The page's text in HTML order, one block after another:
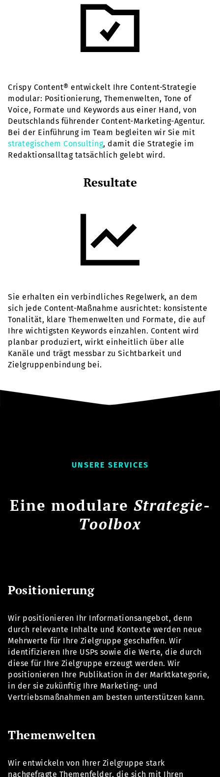
Crispy Content® entwickelt Ihre Content-Strategie
modular: Positionierung, Themenwelten, Tone of
Voice, Formate und Keywords aus einer Hand, von
Deutschlands führender Content-Marketing-Agentur.
Bei der Einführung im Team begleiten wir Sie mit
strategischem Consulting, damit die Strategie im
Redaktionsalltag tatsächlich gelebt wird.
Resultate
Sie erhalten ein verbindliches Regelwerk, an dem
sich jede Content-Maßnahme ausrichtet: konsistente
Tonalität, klare Themenwelten und Formate, die auf
Ihre wichtigsten Keywords einzahlen. Content wird
planbar produziert, wirkt einheitlich über alle
Kanäle und trägt messbar zu Sichtbarkeit und
Zielgruppenbindung bei.
UNSERE SERVICES
Eine modulare Strategie-
Toolbox
Positionierung
Wir positionieren Ihr Informationsangebot, denn
durch relevante Inhalte und Kontexte werden neue
Mehrwerte für Ihre Zielgruppe geschaffen. Wir
identifizieren Ihre USPs sowie die Werte, die durch
diese für Ihre Zielgruppe erzeugt werden. Wir
positionieren Ihre Publikation in der Marktkategorie,
in der sie zukünftig Ihre Marketing- und
Vertriebsmaßnahmen am besten unterstützen kann.
Themenwelten
Wir entwickeln von Ihrer Zielgruppe stark
nachgefragte Themenfelder, die sich mit Ihren